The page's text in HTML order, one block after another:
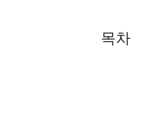
목차